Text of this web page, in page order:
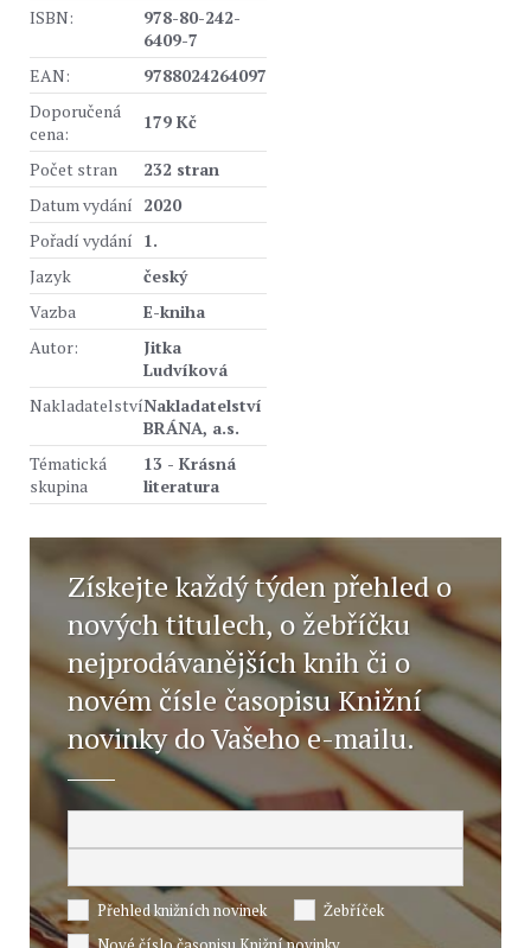
ISBN:
978-80-242-
6409-7
EAN:
9788024264097
Doporučená
cena:
179 Kč
Počet stran
232 stran
Datum vydání 2020
Pořadí vydání 1.
Jazyk
český
Vazba
E-kniha
Autor:
Jitka
Ludvíková
NakladatelstvíNakladatelství
BRÁNA, a.s.
Tématická
skupina
13 - Krásná
literatura
Získejte každý týden přehled o
nových titulech, o žebříčku
nejprodávanějších knih či o
novém čísle časopisu Knižní
novinky do Vašeho e-mailu.
Přehled knižních novinek
Žebříček